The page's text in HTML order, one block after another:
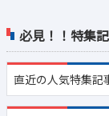
必見！！特集
直近の人気特集記